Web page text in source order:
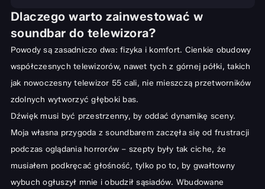
Dlaczego warto zainwestować w soundbar do telewizora?
Różnica między dźwiękiem z TV a dedykowanym systemem audio
Kluczowe parametry techniczne – na co zwrócić uwagę przed
zakupem?
Moc, porty i jakość połączenia (HDMI ARC/eARC, optyczne)
Technologie poprawiające dźwięk (Dolby Atmos i DTS:X)
Ranking najlepszych soundbarów – modele warte uwagi
Dlaczego warto zainwestować w
soundbar do telewizora?
Powody są zasadniczo dwa: fizyka i komfort. Cienkie obudowy
współczesnych telewizorów, nawet tych z górnej półki, takich
jak nowoczesnytelewizor 55 cali, nie mieszczą przetworników
zdolnych wytworzyć głęboki bas.
Dźwięk musi być przestrzenny, by oddać dynamikę sceny.
Moja własna przygoda z soundbarem zaczęła się od frustracji
podczas oglądania horrorów – szepty były tak ciche, że
musiałem podkręcać głośność, tylko po to, by gwałtowny
wybuch ogłuszył mnie i obudził sąsiadów. Wbudowane